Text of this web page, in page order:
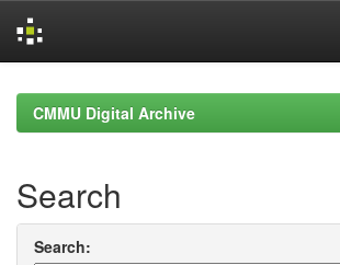
navigationCMMU Digital Archive
Search
Search: